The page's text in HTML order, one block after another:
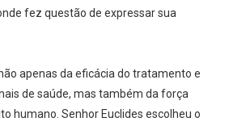
fez questão de expressar sua
apenas da eficácia do tratamento e
de saúde, mas também da força
humano. Senhor Euclides escolheu o